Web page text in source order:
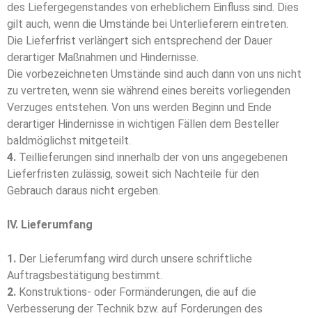
des Liefergegenstandes von erheblichem Einfluss sind. Dies
gilt auch, wenn die Umstände bei Unterlieferern eintreten.
Die Lieferfrist verlängert sich entsprechend der Dauer
derartiger Maßnahmen und Hindernisse.
Die vorbezeichneten Umstände sind auch dann von uns nicht
zu vertreten, wenn sie während ei­­nes bereits vorliegenden
Verzuges entstehen. Von uns werden Beginn und Ende
derartiger Hin­der­nis­­se in wichtigen Fällen dem Besteller
baldmöglichst mitgeteilt.
4. Teillieferungen sind innerhalb der von uns angegebenen
Lieferfristen zulässig, soweit sich Nach­tei­­le für den
Gebrauch daraus nicht ergeben.
IV. Lieferumfang
1. Der Lieferumfang wird durch unsere schriftliche
Auftragsbestätigung bestimmt.
2. Konstruktions- oder Formänderungen, die auf die
Verbesserung der Technik bzw. auf For­de­run­­gen des